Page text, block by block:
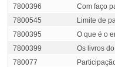
7800396
Com faço
7800545
Limite de
7800395
O que é o
7800399
Os livros
780077